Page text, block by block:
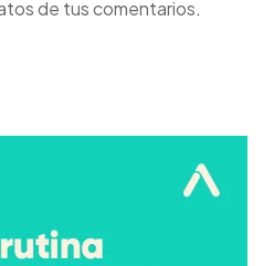
de tus comentarios.